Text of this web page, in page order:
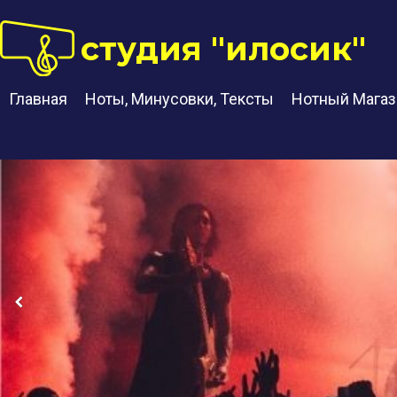
Главная Ноты, Минусовки, Тексты Нотный
студия "илосик"